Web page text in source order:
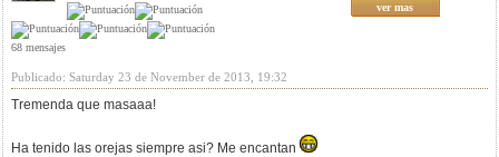
68 mensajes
ver mas
Publicado: Saturday 23 de November de 2013, 19:32
Tremenda que masaaa!
Ha tenido las orejas siempre asi? Me encantan